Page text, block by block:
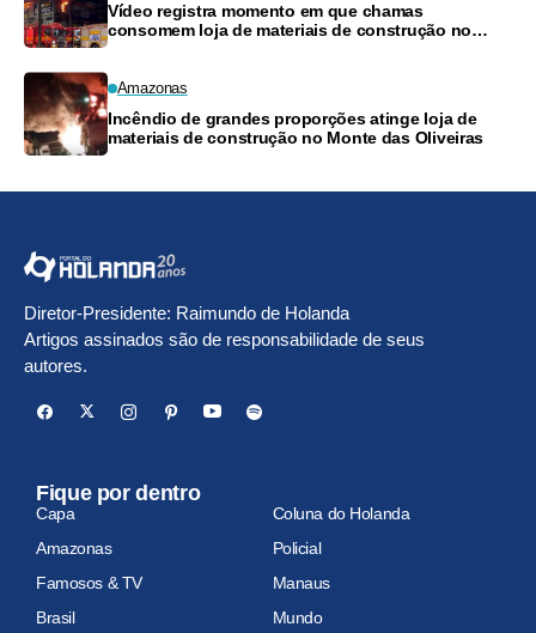
Vídeo registra momento em que chamas
consomem loja de materiais de construção no
Amazonas
Incêndio de grandes proporções atinge loja de
materiais de construção no Monte das Oliveiras
Diretor-Presidente: Raimundo de Holanda
Artigos assinados são de responsabilidade de seus
autores.
Fique por dentro
Capa
Coluna do Holanda
Amazonas
Policial
Famosos & TV
Manaus
Brasil
Mundo